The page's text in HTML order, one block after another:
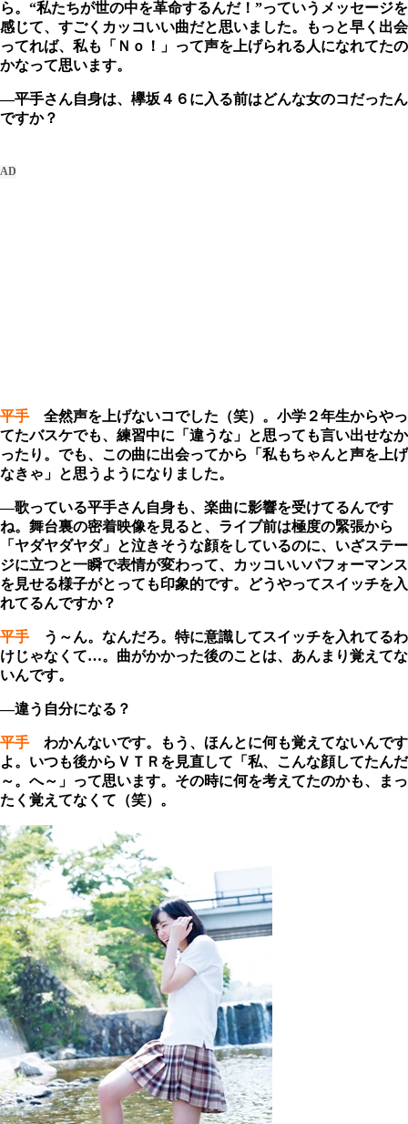
ら。“私たちが世の中を革命するんだ！”っていうメッセージを
感じて、すごくカッコいい曲だと思いました。もっと早く出会
ってれば、私も「Ｎｏ！」って声を上げられる人になれてたの
かなって思います。
―平手さん自身は、欅坂４６に入る前はどんな女のコだったん
ですか？
平手 全然声を上げないコでした（笑）。小学２年生からやっ
てたバスケでも、練習中に「違うな」と思っても言い出せなか
ったり。でも、この曲に出会ってから「私もちゃんと声を上げ
なきゃ」と思うようになりました。
―歌っている平手さん自身も、楽曲に影響を受けてるんです
ね。舞台裏の密着映像を見ると、ライブ前は極度の緊張から
「ヤダヤダヤダ」と泣きそうな顔をしているのに、いざステー
ジに立つと一瞬で表情が変わって、カッコいいパフォーマンス
を見せる様子がとっても印象的です。どうやってスイッチを入
れてるんですか？
平手 う～ん。なんだろ。特に意識してスイッチを入れてるわ
けじゃなくて…。曲がかかった後のことは、あんまり覚えてな
いんです。
―違う自分になる？
平手 わかんないです。もう、ほんとに何も覚えてないんです
よ。いつも後からＶＴＲを見直して「私、こんな顔してたんだ
～。へ～」って思います。その時に何を考えてたのかも、まっ
たく覚えてなくて（笑）。